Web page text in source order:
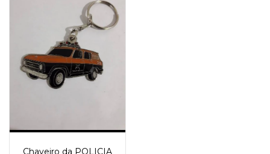
Chaveiro da POLICIA